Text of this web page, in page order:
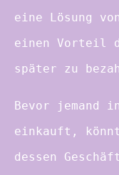
eine Lösung
einen Vorteil
später zu
Bevor jemand
einkauft,
dessen